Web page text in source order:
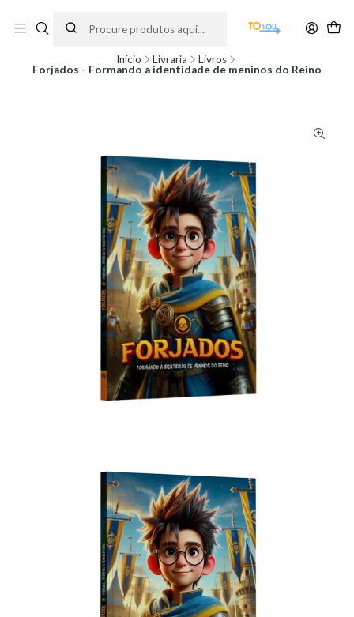
partir do dia 11 de Agosto, às 10H.
Início Livraria
Livros
Forjados - Formando a identidade de meninos do Reino